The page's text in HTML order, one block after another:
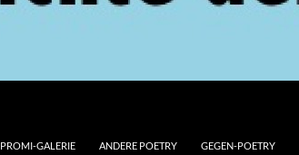
PROMI-GALERIE ANDERE POETRY GEGEN-POETRY